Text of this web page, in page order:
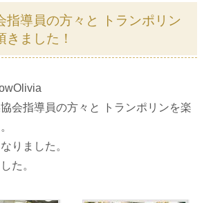
指導員の方々と トランポリン
きました！
会指導員の方々と トランポリンを楽
りました。
た。